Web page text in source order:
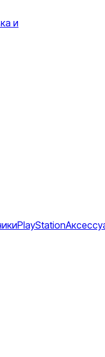
и
PlayStation